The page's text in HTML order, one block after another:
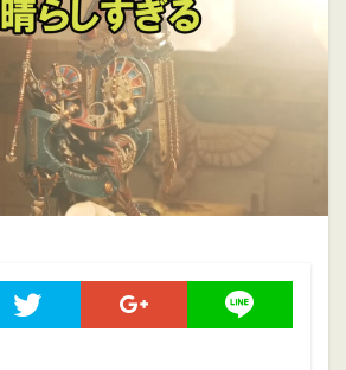
ミニチュアペイント
ヴァンパイアカウント
初心者向け 大会
攻略情報 自作PC
検索